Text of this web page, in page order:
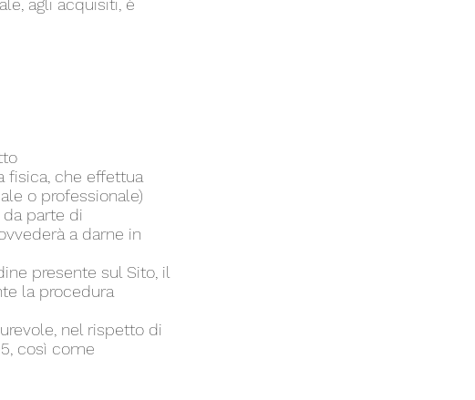
agli acquisiti, è
fisica, che effettua
o professionale)
parte di
a darne in
presente sul Sito, il
la procedura
nel rispetto di
così come